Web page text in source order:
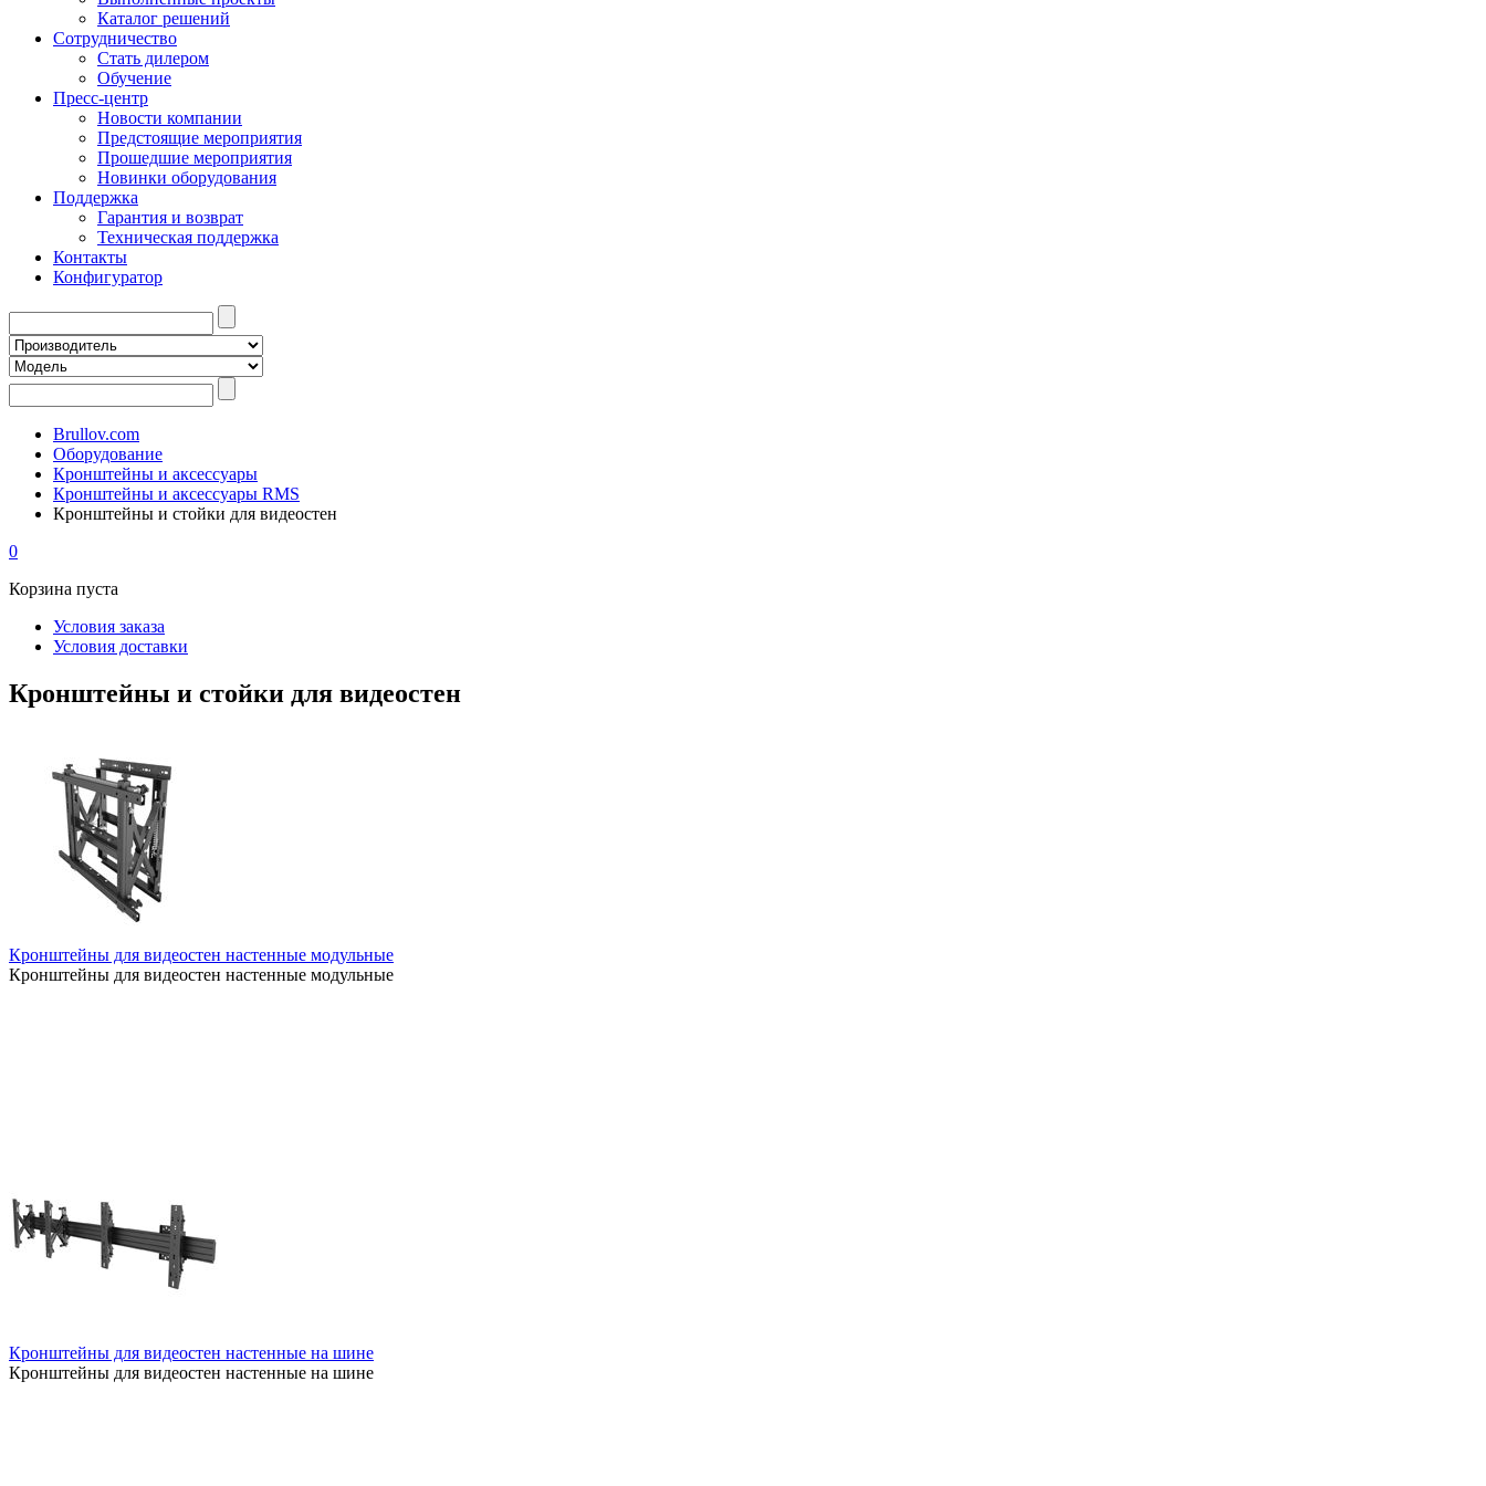
Каталог решений
Сотрудничество
Стать дилером
Обучение
Пресс-центр
Новости компании
Предстоящие мероприятия
Прошедшие мероприятия
Новинки оборудования
Поддержка
Гарантия и возврат
Техническая поддержка
Контакты
Конфигуратор
Brullov.com
Оборудование
Кронштейны и аксессуары
Кронштейны и аксессуары RMS
Кронштейны и стойки для видеостен
0
Корзина пуста
Условия заказа
Условия доставки
Кронштейны и стойки для видеостен
Кронштейны для видеостен настенные модульные
Кронштейны для видеостен настенные модульные
Кронштейны для видеостен настенные на шине
Кронштейны для видеостен настенные на шине